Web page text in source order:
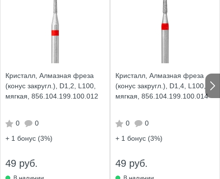
Кристалл, Алмазная фреза
(конус закругл.), D1,2, L100,
мягкая, 856.104.199.100.012
0
0
+ 1 бонус (3%)
49 руб.
Кристалл, Алмазная фреза
(конус закругл.), D1,4, L100,
мягкая, 856.104.199.100.014
0
0
+ 1 бонус (3%)
49 руб.